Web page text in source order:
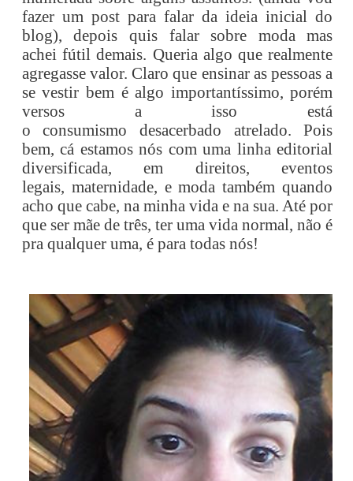
fazer um post para falar da ideia inicial do
blog), depois quis falar sobre moda mas
achei fútildemais. Queria algo que realmente
agregasse valor. Claro que ensinar as pessoas a
se vestir bem é algo importantíssimo, porém
versos a isso está
o consumismo desacerbado atrelado. Pois
bem, cá estamos nós com uma linha editorial
diversificada, em direitos, eventos
legais, maternidade, e moda também quando
acho que cabe, na minha vida e na sua. Até por
que ser mãe de três, ter uma vida normal, não é
pra qualquer uma, é para todas nós!